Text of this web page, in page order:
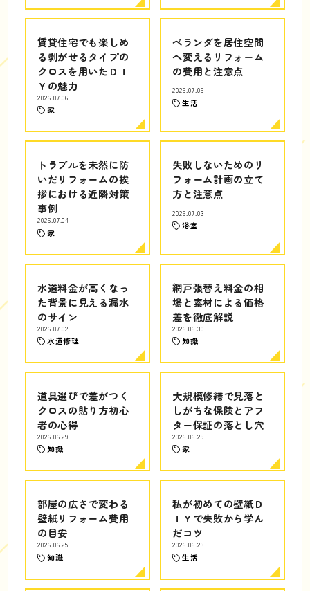
賃貸住宅でも楽しめ
る剥がせるタイプの
クロスを用いたＤＩ
Ｙの魅力
2026.07.06
家
ベランダを居住空間
へ変えるリフォーム
の費用と注意点
2026.07.06
生活
トラブルを未然に防
いだリフォームの挨
拶における近隣対策
事例
2026.07.04
家
失敗しないためのリ
フォーム計画の立て
方と注意点
2026.07.03
浴室
水道料金が高くなっ
た背景に見える漏水
のサイン
2026.07.02
水道修理
網戸張替え料金の相
場と素材による価格
差を徹底解説
2026.06.30
知識
道具選びで差がつく
クロスの貼り方初心
者の心得
2026.06.29
知識
大規模修繕で見落と
しがちな保険とアフ
ター保証の落とし穴
2026.06.29
家
部屋の広さで変わる
壁紙リフォーム費用
の目安
2026.06.25
知識
私が初めての壁紙Ｄ
ＩＹで失敗から学ん
だコツ
2026.06.23
生活